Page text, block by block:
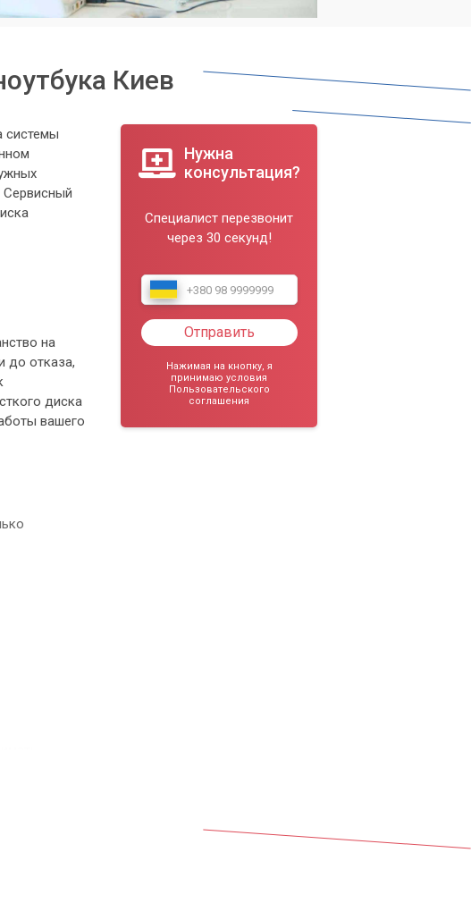
Киев
системы
Сервисный
на
до отказа,
диска
вашего
Нужна
консультация?
Специалист перезвонит
через 30 секунд!
Отправить
Нажимая на кнопку, я
принимаю условия
Пользовательского
соглашения